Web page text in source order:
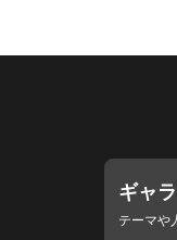
ギャ
テーマや